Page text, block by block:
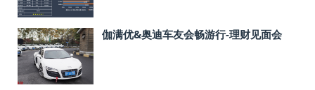
伽满优&奥迪车友会畅游行-理财见面会